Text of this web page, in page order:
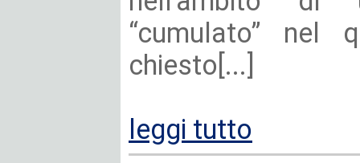
“cumulato” nel
chiesto[...]
leggi tutto